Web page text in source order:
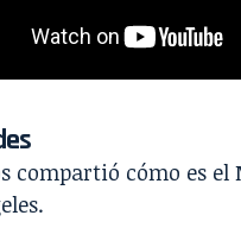
compartió cómo es el